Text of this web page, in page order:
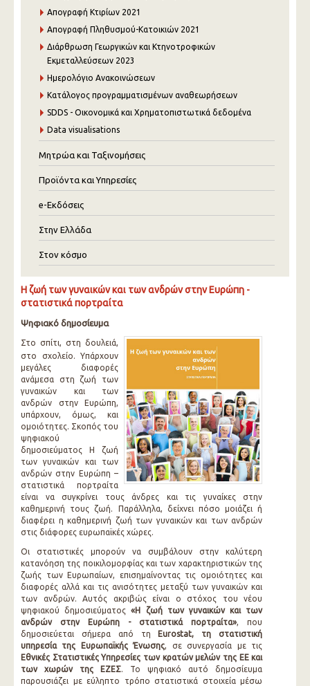
Απογραφή Κτιρίων 2021
Απογραφή Πληθυσμού-Κατοικιών 2021
Διάρθρωση Γεωργικών και Κτηνοτροφικών
Εκμεταλλεύσεων 2023
Ημερολόγιο Ανακοινώσεων
Κατάλογος προγραμματισμένων αναθεωρήσεων
SDDS - Οικονομικά και Χρηματοπιστωτικά δεδομένα
Data visualisations
Μητρώα και Ταξινομήσεις
Προϊόντα και Υπηρεσίες
e-Εκδόσεις
Στην Ελλάδα
Στον κόσμο
Η ζωή των γυναικών και των ανδρών στην Ευρώπη -
στατιστικά πορτραίτα
Ψηφιακό δημοσίευμα
Στο σπίτι, στη δουλειά,
στο σχολείο. Υπάρχουν
μεγάλες διαφορές
ανάμεσα στη ζωή των
γυναικών και των
ανδρών στην Ευρώπη,
υπάρχουν, όμως, και
ομοιότητες. Σκοπός του
ψηφιακού
δημοσιεύματος Η ζωή
των γυναικών και των
ανδρών στην Ευρώπη –
στατιστικά πορτραίτα
είναι να συγκρίνει τους άνδρες και τις γυναίκες στην
καθημερινή τους ζωή. Παράλληλα, δείχνει πόσο μοιάζει ή
διαφέρει η καθημερινή ζωή των γυναικών και των ανδρών
στις διάφορες ευρωπαϊκές χώρες.
Οι στατιστικές μπορούν να συμβάλουν στην καλύτερη
κατανόηση της ποικιλομορφίας και των χαρακτηριστικών της
ζωής των Ευρωπαίων, επισημαίνοντας τις ομοιότητες και
διαφορές αλλά και τις ανισότητες μεταξύ των γυναικών και
των ανδρών. Αυτός ακριβώς είναι ο στόχος του νέου
ψηφιακού δημοσιεύματος«Η ζωή των γυναικών και των
ανδρών στην Ευρώπη - στατιστικά πορτραίτα», που
δημοσιεύεται σήμερα από τη Eurostat, τη στατιστική
υπηρεσία της Ευρωπαϊκής Ένωσης, σε συνεργασία με τις
Εθνικές Στατιστικές Υπηρεσίες των κρατών μελών της ΕΕ και
των χωρών της ΕΖΕΣ. Το ψηφιακό αυτό δημοσίευμα
παρουσιάζει με εύληπτο τρόπο στατιστικά στοιχεία μέσω